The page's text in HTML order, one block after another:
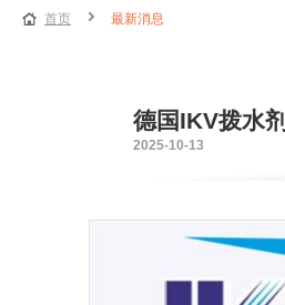
首页 最新消息
德国IKV拨水剂
2025-10-13